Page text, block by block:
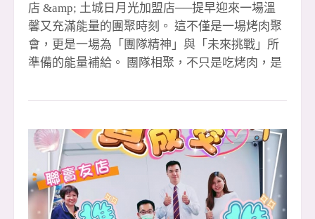
店 &amp; 土城日月光加盟店──提早迎來一場溫
馨又充滿能量的團聚時刻。 這不僅是一場烤肉聚
會，更是一場為「團隊精神」與「未來挑戰」所
準備的能量補給。 團隊相聚，不只是吃烤肉，是
著歡笑與對話，讓每位夥伴都放下忙碌的行程，
能夠相聚、共享一餐，是難得也珍貴的時刻。 每
次團圓，都提醒著我們： 「最強的不是個人，而
是一起前進的團隊。」 這份默契與向心力，是安
信團隊年年突破、月月成長的關鍵。 感謝每一位
夥伴，讓團隊持續向前 安信團隊的每一位成員，